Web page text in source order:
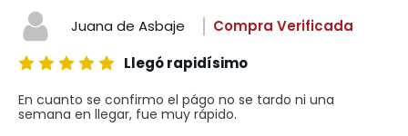
Juana de Asbaje
Compra Verificada
Llegó rapidísimo
En cuanto se confirmo el págo no se tardo ni una
semana en llegar, fue muy rápido.